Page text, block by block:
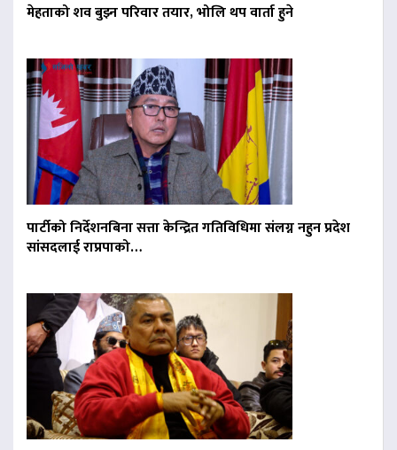
मेहताको शव बुझ्न परिवार तयार, भोलि थप वार्ता हुने
पार्टीको निर्देशनबिना सत्ता केन्द्रित गतिविधिमा संलग्न नहुन प्रदेश
सांसदलाई राप्रपाको…